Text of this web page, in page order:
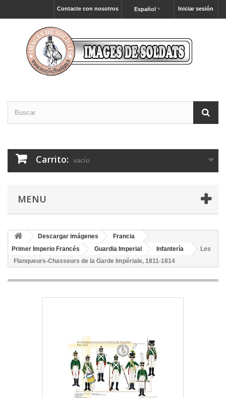
Iniciar sesión
Español
Contacte con nosotros
Carrito: vacío
MENU
Descargar imágenes
Francia
Primer Imperio Francés
Guardia Imperial Infantería
Les
Flanqueurs-Chasseurs de la Garde Impériale, 1811-1814